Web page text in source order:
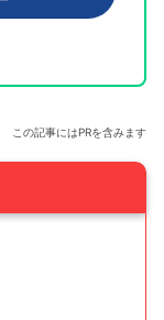
この記事にはPRを含みます